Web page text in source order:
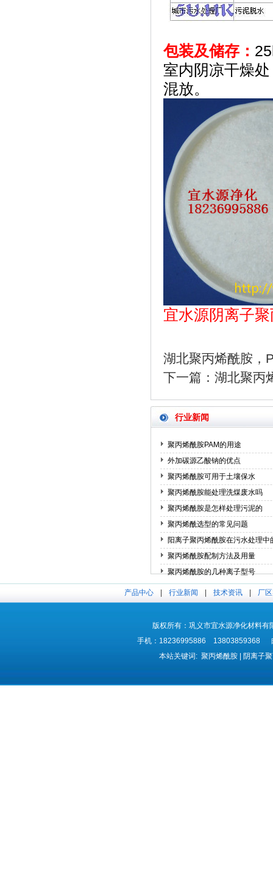
包装及储存：
室内阴凉干燥
混放。
宜水源阴离子
湖北聚丙烯酰胺，
下一篇： 湖北聚丙
行业新闻
聚丙烯酰胺PAM的用途
外加碳源乙酸钠的优点
聚丙烯酰胺可用于土壤保水
聚丙烯酰胺能处理洗煤废水吗
聚丙烯酰胺是怎样处理污泥的
聚丙烯酰选型的常见问题
阳离子聚丙烯酰胺在污水处理中
聚丙烯酰胺配制方法及用量
聚丙烯酰胺的几种离子型号
聚丙烯酰胺溶液的粘度下降的原
产品中心 行业新闻 技术资讯 厂
版权所有：巩义市宜水源净化材料
手机：18236995886 13803859368
本站关键词: 聚丙烯酰胺 | 阴离子